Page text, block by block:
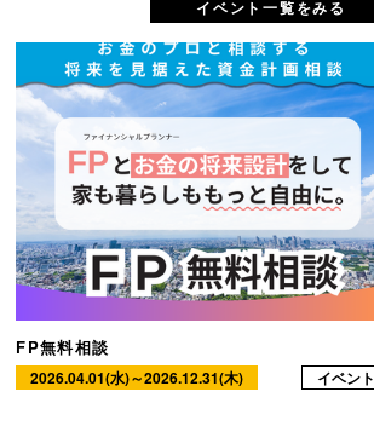
イベント一覧をみる
FP無料相談
2026.04.01(水)～2026.12.31(木) イベント